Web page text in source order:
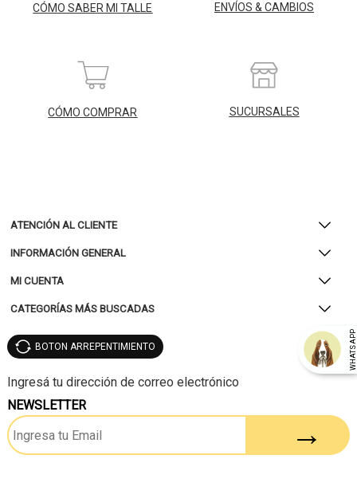
CÓMO SABER MI TALLE ENVÍOS & CAMBIOS
CÓMO COMPRAR SUCURSALES
ATENCIÓN AL CLIENTE
INFORMACIÓN GENERAL
MI CUENTA
CATEGORÍAS MÁS BUSCADAS
WHATSAPP
BOTON ARREPENTIMIENTO
NEWSLETTER